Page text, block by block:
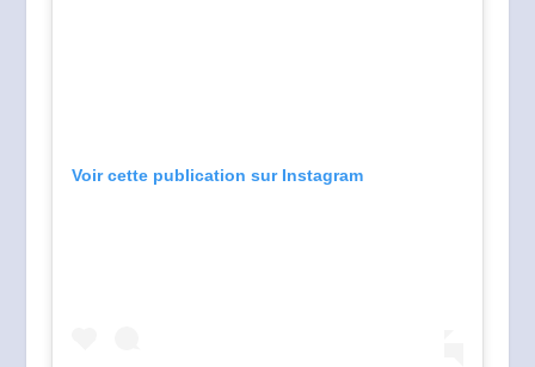
Voir cette publication sur Instagram